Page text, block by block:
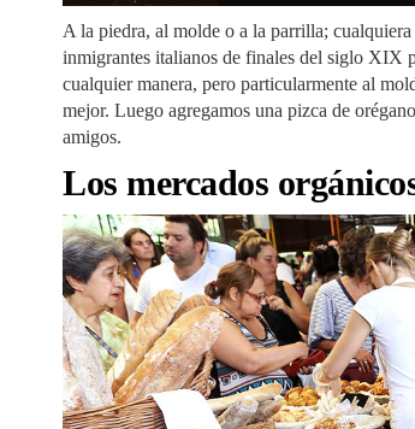
A la piedra, al molde o a la parrilla;
inmigrantes italianos de finales del siglo XIX
cualquier manera, pero particularmente al
mejor. Luego agregamos una pizca de
amigos.
Los mercados